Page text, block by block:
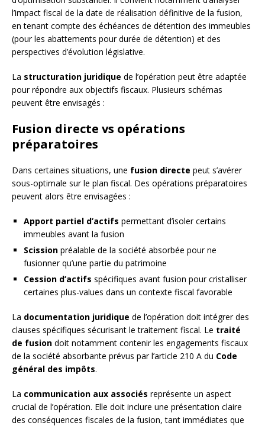
l’impact fiscal de la date de réalisation définitive de la fusion,
en tenant compte des échéances de détention des immeubles
(pour les abattements pour durée de détention) et des
perspectives d’évolution législative.
La structuration juridique de l’opération peut être adaptée
pour répondre aux objectifs fiscaux. Plusieurs schémas
peuvent être envisagés :
Fusion directe vs opérations
préparatoires
Dans certaines situations, une fusion directe peut s’avérer
sous-optimale sur le plan fiscal. Des opérations préparatoires
peuvent alors être envisagées :
Apport partiel d’actifs permettant d’isoler certains
immeubles avant la fusion
Scission préalable de la société absorbée pour ne
fusionner qu’une partie du patrimoine
Cession d’actifs spécifiques avant fusion pour cristalliser
certaines plus-values dans un contexte fiscal favorable
La documentation juridique de l’opération doit intégrer des
clauses spécifiques sécurisant le traitement fiscal. Le traité
de fusion doit notamment contenir les engagements fiscaux
de la société absorbante prévus par l’article 210 A du Code
général des impôts.
La communication aux associés représente un aspect
crucial de l’opération. Elle doit inclure une présentation claire
des conséquences fiscales de la fusion, tant immédiates que